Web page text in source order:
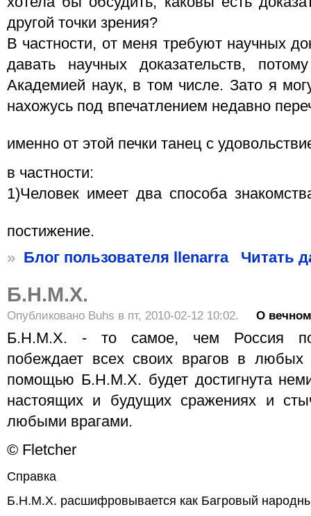
другой точки зрения?
В частности, от меня требуют научных
давать научных доказательств,
Академией наук, в том числе. Зато я
нахожусь под впечатлением недавно
именно от этой печки танец с
в частности:
1)Человек имеет два способа
постижение.
» Блог пользователя llenarra Читать
Б.Н.М.Х.
Опубликовано Buhs в пт, 2010-02-12 10:02. О
Б.Н.М.Х. - то самое, чем Россия
побеждает всех своих врагов в любых
помощью Б.Н.М.Х. будет достигнута
настоящих и будущих сражениях и
любыми врагами.
© Fletcher
Справка
Б.Н.М.Х. расшифровывается как Багровый